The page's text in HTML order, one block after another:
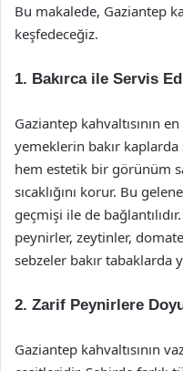
Bu makalede, Gaziantep
keşfedeceğiz.
1. Bakırca ile Servis
Gaziantep kahvaltısının
yemeklerin bakır kaplarda
hem estetik bir görünüm
sıcaklığını korur. Bu
geçmişi ile de
peynirler, zeytinler,
sebzeler bakır tabaklarda
2. Zarif Peynirlere
Gaziantep kahvaltısının